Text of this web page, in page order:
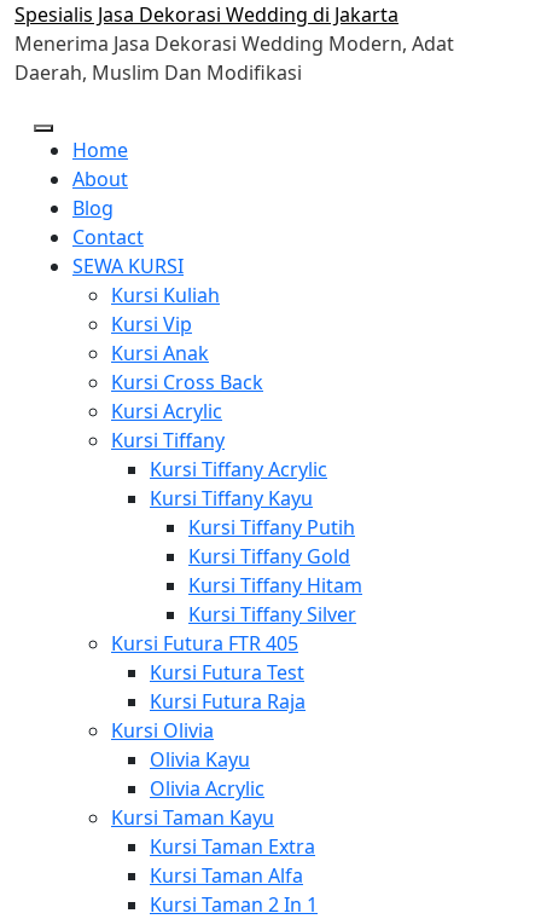
Skip
to
content
Spesialis Jasa Dekorasi Wedding di Jakarta
Menerima Jasa Dekorasi Wedding Modern, Adat
Daerah, Muslim Dan Modifikasi
Home
About
Blog
Contact
SEWA KURSI
Kursi Kuliah
Kursi Vip
Kursi Anak
Kursi Cross Back
Kursi Acrylic
Kursi Tiffany
Kursi Tiffany Acrylic
Kursi Tiffany Kayu
Kursi Tiffany Putih
Kursi Tiffany Gold
Kursi Tiffany Hitam
Kursi Tiffany Silver
Kursi Futura FTR 405
Kursi Futura Test
Kursi Futura Raja
Kursi Olivia
Olivia Kayu
Olivia Acrylic
Kursi Taman Kayu
Kursi Taman Extra
Kursi Taman Alfa
Kursi Taman 2 In 1